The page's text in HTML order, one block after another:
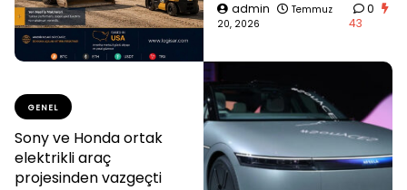
admin
Temmuz
20, 2026
0
43
GENEL
Sony ve Honda ortak
elektrikli araç
projesinden vazgeçti